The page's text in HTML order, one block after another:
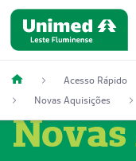
Acesso Rápido
Novas Aquisições